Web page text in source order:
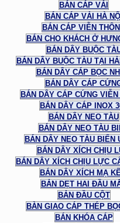
BÁN CÁP VẢI
BÁN CÁP VẢI HÀ
BÁN CÁP VIỄN
BÁN CHO KHÁCH Ở
BÁN DÂY BUỘC
BÁN DÂY BUỘC TÀU TẠI
BÁN DÂY CÁP BỌC
BÁN DÂY CÁP
BÁN DÂY CÁP CỨNG VIỄN
BÁN DÂY CÁP INOX
BÁN DÂY NEO TÀU
BÁN DÂY NEO TÀU
BÁN DÂY NEO TÀU BIỂN
BÁN DÂY XÍCH CHỊU
BÁN DÂY XÍCH CHỊU LỰC
BÁN DÂY XÍCH MẠ
BẢN DẸT HAI ĐẦU
BẢN ĐẦU CỘT
BÀN GIAO CÁP THÉP
BÁN KHÓA CÁP